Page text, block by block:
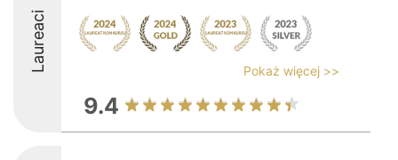
Laureaci Pokaż więcej >>
9.4